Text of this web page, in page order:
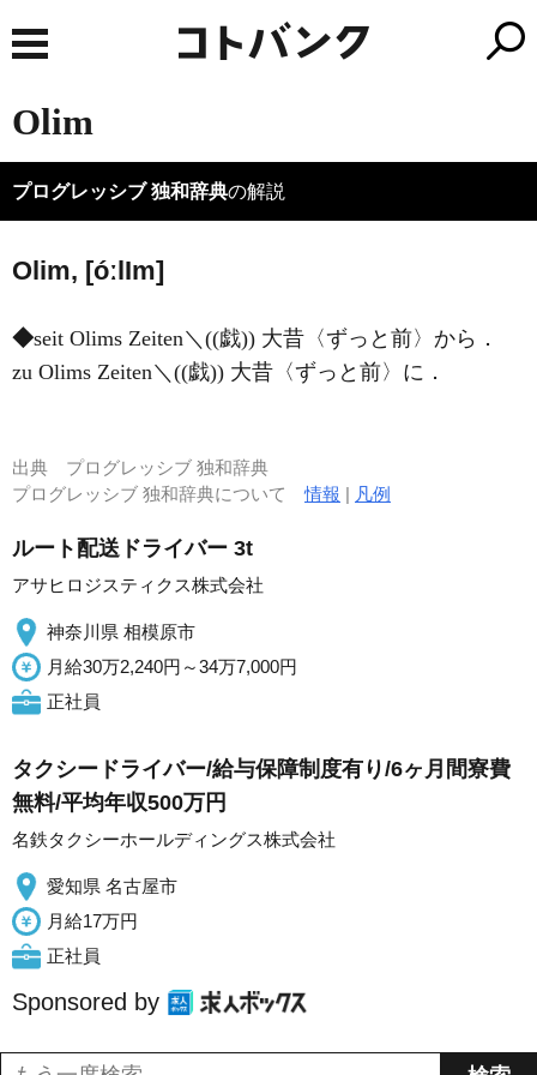
Olim
プログレッシブ 独和辞典の解説
Olim, [óːlIm]
◆seit Olims Zeiten＼((戯)) 大昔〈ずっと前〉から．
zu Olims Zeiten＼((戯)) 大昔〈ずっと前〉に．
出典 プログレッシブ 独和辞典
プログレッシブ 独和辞典について情報 | 凡例
ルート配送ドライバー 3t
アサヒロジスティクス株式会社
神奈川県 相模原市
月給30万2,240円～34万7,000円
正社員
タクシードライバー/給与保障制度有り/6ヶ月間寮費
無料/平均年収500万円
名鉄タクシーホールディングス株式会社
愛知県 名古屋市
月給17万円
正社員
Sponsored by